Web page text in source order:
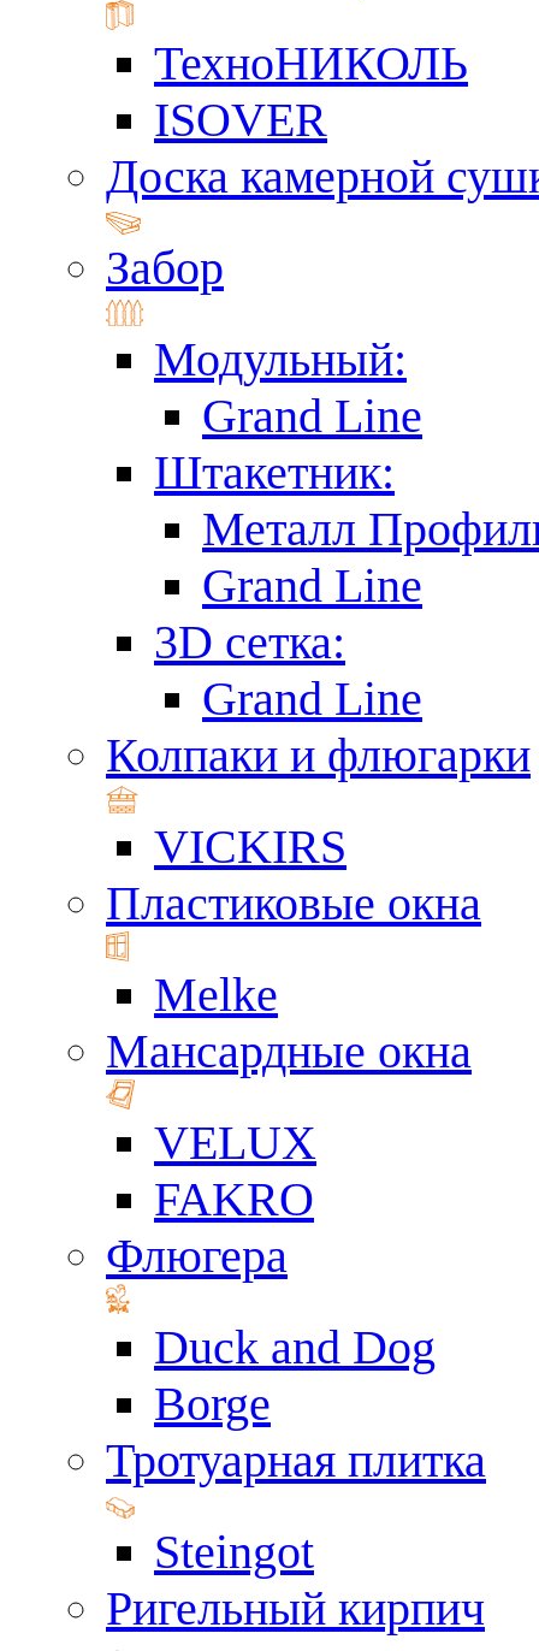
ТехноНИКОЛЬ
ISOVER
Доска камерной
Забор
Модульный:
Grand Line
Штакетник:
Металл
Grand Line
3D сетка:
Grand Line
Колпаки и флюгарки
VICKIRS
Пластиковые окна
Melke
Мансардные окна
VELUX
FAKRO
Флюгера
Duck and Dog
Borge
Тротуарная плитка
Steingot
Ригельный кирпич